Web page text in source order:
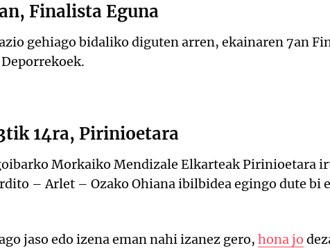
Finalista Eguna
gehiago bidaliko diguten arren, ekainaren 7an
14ra, Pirinioetara
Morkaiko Mendizale Elkarteak Pirinioetara
– Arlet – Ozako Ohiana ibilbidea egingo dute bi
jaso edo izena eman nahi izanez gero, hona jo